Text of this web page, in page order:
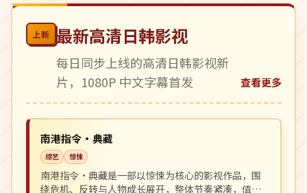
上新 最新高清日韩影视
每日同步上线的高清日韩影视新
片，1080P 中文字幕首发
查看更多
中国
连载中
南港指令·典藏
综艺 惊悚
南港指令·典藏是一部以惊悚为核心的影视作品，围
绕危机、反转与人物成长展开，整体节奏紧凑，值得